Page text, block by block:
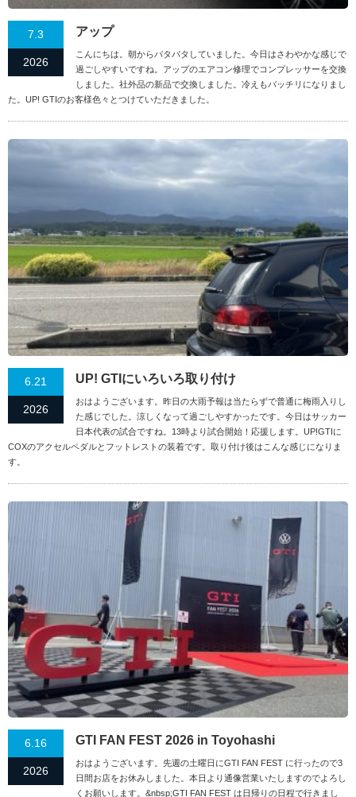
7.3
2026
アップ
こんにちは。朝からバタバタしていました。今日はさわやかな感じで
過ごしやすいですね。アップのエアコン修理でコンプレッサーを交換
しました。社外品の新品で交換しました。冷えもバッチリになりまし
た。UP! GTIのお客様色々とつけていただきました。
6.21
2026
UP! GTIにいろいろ取り付け
おはようございます。昨日の大雨予報は当たらずで普通に梅雨入りし
た感じでした。涼しくなって過ごしやすかったです。今日はサッカー
日本代表の試合ですね。13時より試合開始！応援します。UP!GTIに
COXのアクセルペダルとフットレストの装着です。取り付け後はこんな感じになりま
す。
6.16
2026
GTI FAN FEST 2026 in Toyohashi
おはようございます。先週の土曜日にGTI FAN FEST に行ったので3
日間お店をお休みしました。本日より通像営業いたしますのでよろし
くお願いします。&nbsp;GTI FAN FEST は日帰りの日程で行きまし